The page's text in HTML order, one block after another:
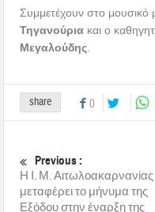
Συμμετέχουν στο μουσικό
Τηγανούρια και ο
Μεγαλούδης.
share 0
Previous :
Η Ι. Μ. Αιτωλοακαρνανίας
μεταφέρει το μήνυμα της
Εξόδου στην έναρξη της